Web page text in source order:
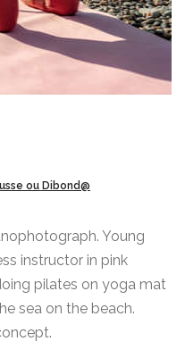
ou Dibond@
Young
instructor in pink
pilates on yoga mat
sea on the beach.